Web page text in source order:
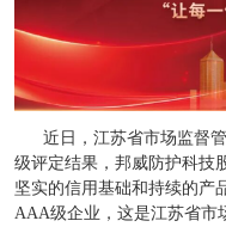
近日，江苏省市场监督管
级评定结果，邦威防护科技
坚实的信用基础和持续的产
AAA级企业，这是江苏省市